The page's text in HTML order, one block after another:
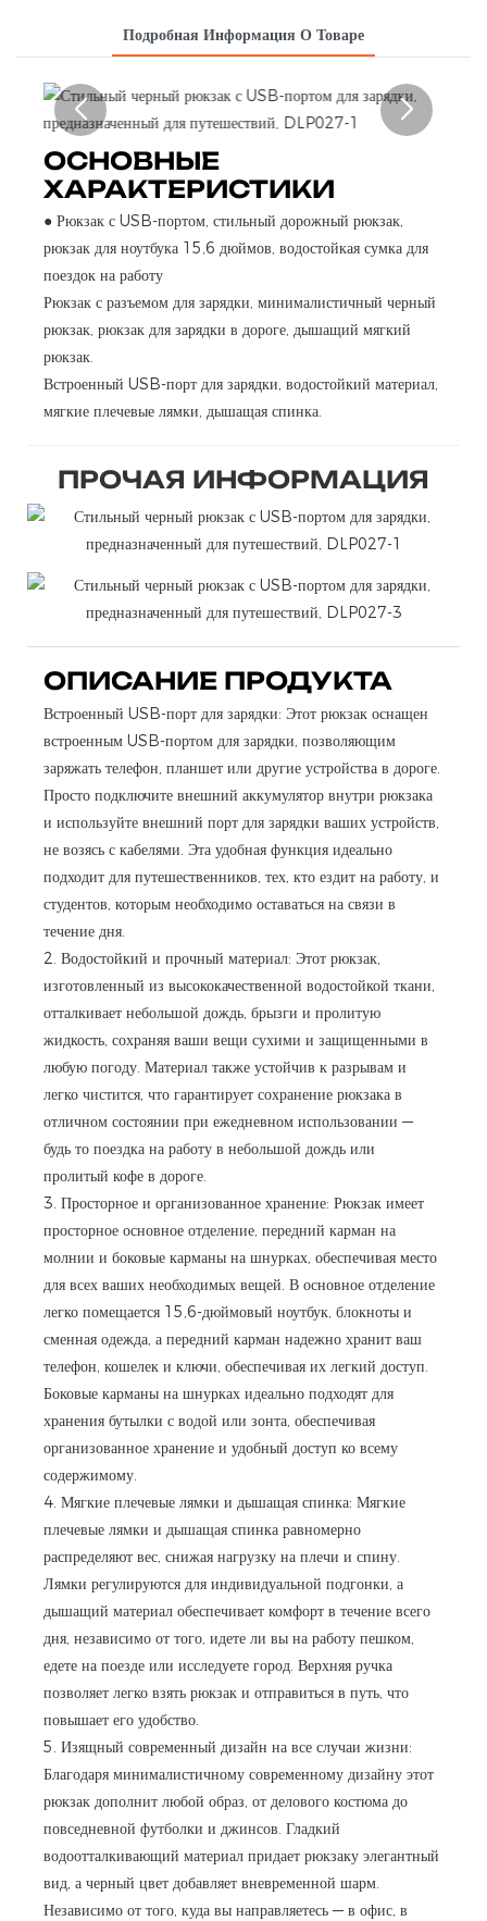
Подробная Информация О Товаре
ОСНОВНЫЕ
ХАРАКТЕРИСТИКИ
● Рюкзак с USB-портом, стильный дорожный рюкзак,
рюкзак для ноутбука 15,6 дюймов, водостойкая сумка для
поездок на работу
Рюкзак с разъемом для зарядки, минималистичный черный
рюкзак, рюкзак для зарядки в дороге, дышащий мягкий
рюкзак.
Встроенный USB-порт для зарядки, водостойкий материал,
мягкие плечевые лямки, дышащая спинка.
ПРОЧАЯ ИНФОРМАЦИЯ
ОПИСАНИЕ ПРОДУКТА
Встроенный USB-порт для зарядки: Этот рюкзак оснащен
встроенным USB-портом для зарядки, позволяющим
заряжать телефон, планшет или другие устройства в дороге.
Просто подключите внешний аккумулятор внутри рюкзака
и используйте внешний порт для зарядки ваших устройств,
не возясь с кабелями. Эта удобная функция идеально
подходит для путешественников, тех, кто ездит на работу, и
студентов, которым необходимо оставаться на связи в
течение дня.
2. Водостойкий и прочный материал: Этот рюкзак,
изготовленный из высококачественной водостойкой ткани,
отталкивает небольшой дождь, брызги и пролитую
жидкость, сохраняя ваши вещи сухими и защищенными в
любую погоду. Материал также устойчив к разрывам и
легко чистится, что гарантирует сохранение рюкзака в
отличном состоянии при ежедневном использовании —
будь то поездка на работу в небольшой дождь или
пролитый кофе в дороге.
3. Просторное и организованное хранение: Рюкзак имеет
просторное основное отделение, передний карман на
молнии и боковые карманы на шнурках, обеспечивая место
для всех ваших необходимых вещей. В основное отделение
легко помещается 15,6-дюймовый ноутбук, блокноты и
сменная одежда, а передний карман надежно хранит ваш
телефон, кошелек и ключи, обеспечивая их легкий доступ.
Боковые карманы на шнурках идеально подходят для
хранения бутылки с водой или зонта, обеспечивая
организованное хранение и удобный доступ ко всему
содержимому.
4. Мягкие плечевые лямки и дышащая спинка: Мягкие
плечевые лямки и дышащая спинка равномерно
распределяют вес, снижая нагрузку на плечи и спину.
Лямки регулируются для индивидуальной подгонки, а
дышащий материал обеспечивает комфорт в течение всего
дня, независимо от того, идете ли вы на работу пешком,
едете на поезде или исследуете город. Верхняя ручка
позволяет легко взять рюкзак и отправиться в путь, что
повышает его удобство.
5. Изящный современный дизайн на все случаи жизни:
Благодаря минималистичному современному дизайну этот
рюкзак дополнит любой образ, от делового костюма до
повседневной футболки и джинсов. Гладкий
водоотталкивающий материал придает рюкзаку элегантный
вид, а черный цвет добавляет вневременной шарм.
Независимо от того, куда вы направляетесь — в офис, в